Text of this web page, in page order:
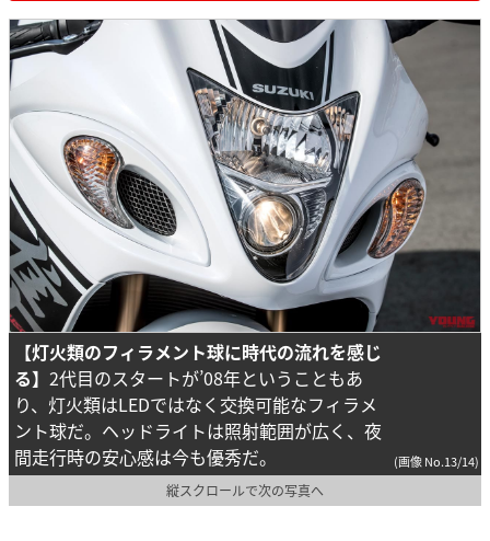
【灯火類のフィラメント球に時代の流れを感じ
る】 2代目のスタートが’08年ということもあ
り、灯火類はLEDではなく交換可能なフィラメ
ント球だ。ヘッドライトは照射範囲が広く、夜
間走行時の安心感は今も優秀だ。
(画像 No.13/14)
縦スクロールで次の写真へ